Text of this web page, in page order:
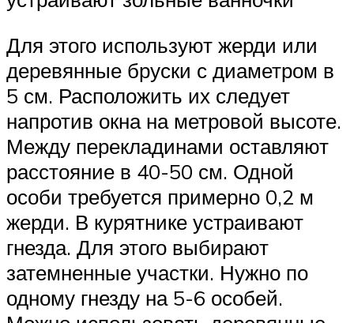
Для этого используют жерди или
деревянные бруски с диаметром в
5 см. Расположить их следует
напротив окна на метровой высоте.
Между перекладинами оставляют
расстояние в 40-50 см. Одной
особи требуется примерно 0,2 м
жерди. В курятнике устраивают
гнезда. Для этого выбирают
затемненные участки. Нужно по
одному гнезду на 5-6 особей.